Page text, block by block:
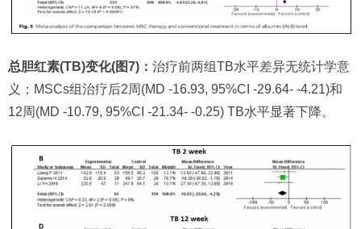
总胆红素(TB)变化(图7)： 治疗前两组TB水平差异无统计学意
义；MSCs组治疗后2周(MD -16.93, 95%CI -29.64- -4.21)和
12周(MD -10.79, 95%CI -21.34- -0.25) TB水平显著下降。